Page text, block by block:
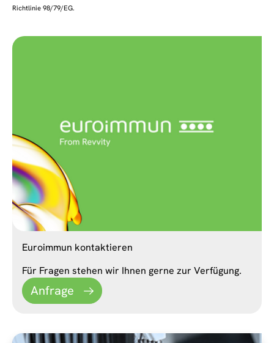
Richtlinie 98/79/EG.
Euroimmun kontaktieren
Für Fragen stehen wir Ihnen gerne zur Verfügung.
Anfrage